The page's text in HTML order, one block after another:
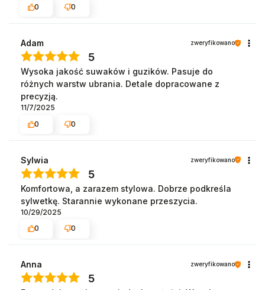
0
0
Adam zweryfikowano
5
Wysoka jakość suwaków i guzików. Pasuje do
różnych warstw ubrania. Detale dopracowane z
precyzją.
11/7/2025
0
0
Sylwia zweryfikowano
5
Komfortowa, a zarazem stylowa. Dobrze podkreśla
sylwetkę. Starannie wykonane przeszycia.
10/29/2025
0
0
Anna zweryfikowano
5